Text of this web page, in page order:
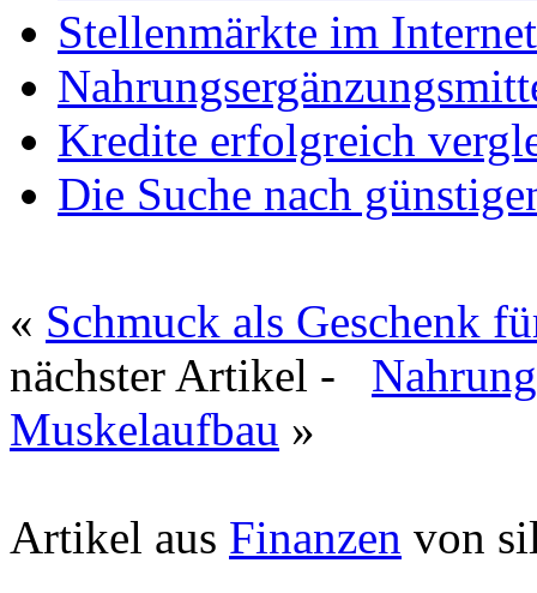
Stellenmärkte im Internet
Kredite erfolgreich
Die Suche nach
« Schmuck als Geschenk
nächster Artikel -
Muskelaufbau »
Artikel aus Finanzen von